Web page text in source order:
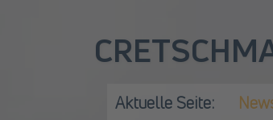
Aktuelle Seite: